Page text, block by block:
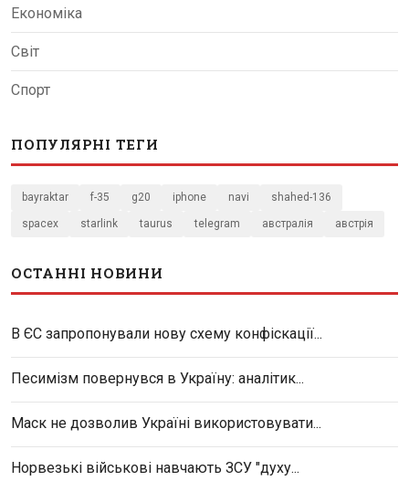
Економіка
Світ
Спорт
ПОПУЛЯРНІ ТЕГИ
bayraktar f-35 g20 iphone navi shahed-136
spacex starlink taurus telegram австралія австрія
ОСТАННІ НОВИНИ
В ЄС запропонували нову схему конфіскації...
Песимізм повернувся в Україну: аналітик...
Маск не дозволив Україні використовувати...
Норвезькі військові навчають ЗСУ "духу...